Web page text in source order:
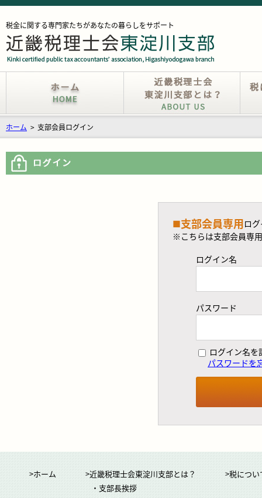
税金に関する専門家たちがあなたの暮らしをサポート
ホーム > 支部会員ログイン
■支部会員専用ロ
※こちらは支部会員専
ログイン名
パスワード
ログイン名を
パスワードを
>ホーム
>近畿税理士会東淀川支部とは？
・支部長挨拶
>税につ